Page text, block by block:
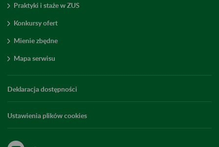
Praktyki i staże w ZUS
Konkursy ofert
Mienie zbędne
Mapa serwisu
Deklaracja dostępności
Ustawienia plików cookies